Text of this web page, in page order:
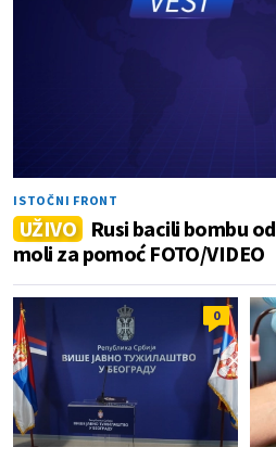
ISTOČNI FRONT
UŽIVO Rusi bacili bombu
moli za pomoć FOTO/VIDEO
0